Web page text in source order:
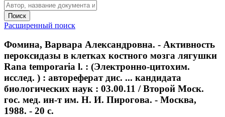
Поиск
Расширенный поиск
Фомина, Варвара Александровна. - Активность
пероксидазы в клетках костного мозга лягушки
Rana temporaria l. : (Электронно-цитохим.
исслед. ) : автореферат дис. ... кандидата
биологических наук : 03.00.11 / Второй Моск.
гос. мед. ин-т им. Н. И. Пирогова. - Москва,
1988. - 20 с.